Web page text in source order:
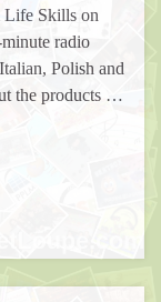
Life Skills on
radio
Polish and
the products …